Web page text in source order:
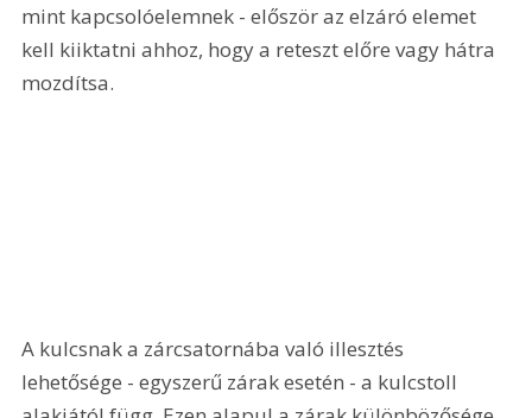
mint kapcsolóelemnek - először az elzáró elemet
kell kiiktatni ahhoz, hogy a reteszt előre vagy hátra
mozdítsa.
A kulcsnak a zárcsatornába való illesztés
lehetősége - egyszerű zárak esetén - a kulcstoll